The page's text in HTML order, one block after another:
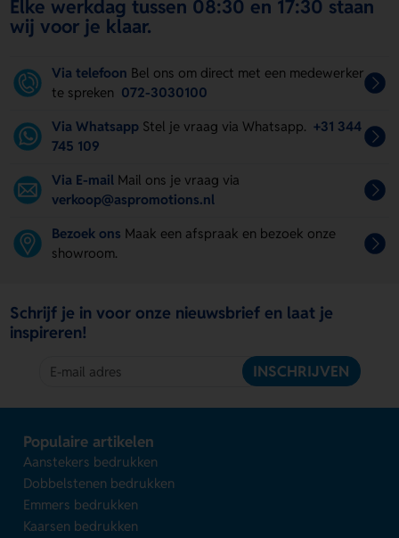
Elke werkdag tussen 08:30 en 17:30 staan
wij voor je klaar.
Via telefoon Bel ons om direct met een medewerker
te spreken 072-3030100
Via Whatsapp Stel je vraag via Whatsapp. +31 344
745 109
Via E-mail Mail ons je vraag via
verkoop@aspromotions.nl
Bezoek ons Maak een afspraak en bezoek onze
showroom.
Schrijf je in voor onze nieuwsbrief en laat je
inspireren!
INSCHRIJVEN
Populaire artikelen
Aanstekers bedrukken
Dobbelstenen bedrukken
Emmers bedrukken
Kaarsen bedrukken